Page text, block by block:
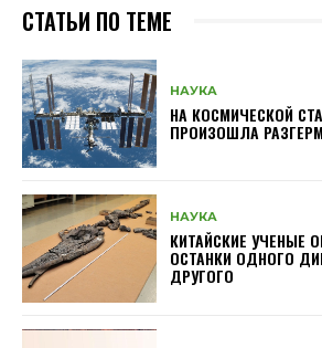
СТАТЬИ ПО ТЕМЕ
НАУКА
НА КОСМИЧЕСКОЙ
ПРОИЗОШЛА
НАУКА
КИТАЙСКИЕ УЧЕНЫЕ
ОСТАНКИ ОДНОГО
ДРУГОГО